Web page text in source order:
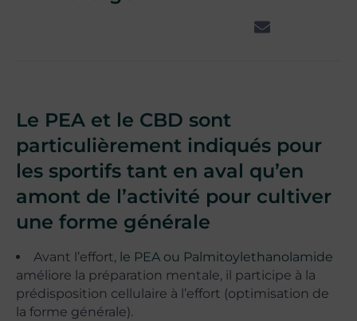
Le PEA et le CBD sont
particulièrement indiqués pour
les sportifs tant en aval qu’en
amont de l’activité pour cultiver
une forme générale
Avant l’effort, le PEA ou Palmitoylethanolamide
améliore la préparation mentale, il participe à la
prédisposition cellulaire à l’effort (optimisation de
la forme générale).